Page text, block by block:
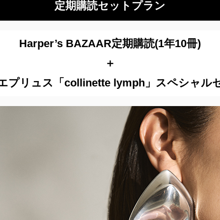
定期購読セットプラン
Harper’s BAZAAR定期購読(1年10冊)
＋
プリュス「collinette lymph」スペシャル